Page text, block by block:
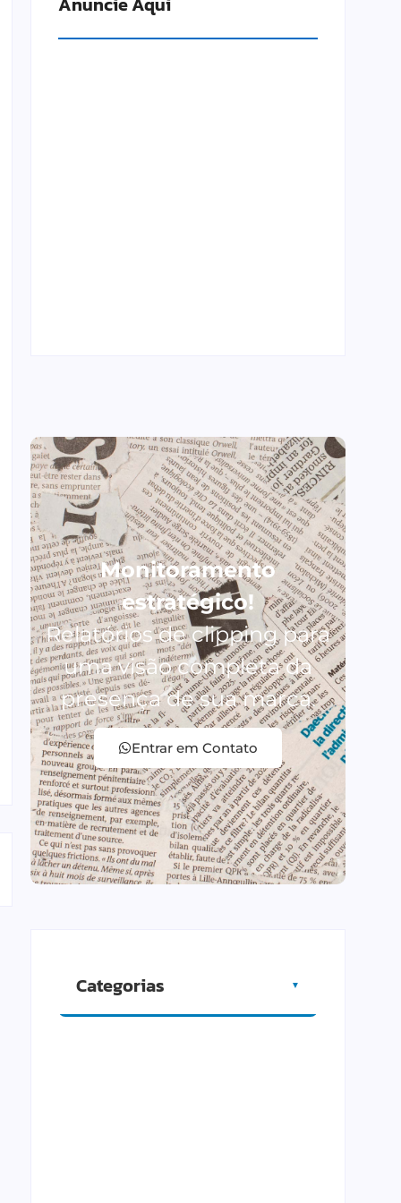
Monitoramento
estratégico!
Relatórios de clipping para
uma visão completa da
presença de sua marca.
Entrar em Contato
Categorias ▼